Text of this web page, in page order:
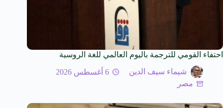
احتفاء القومي للترجمة باليوم العالمي للغة الروسية
شيماء سيف الدين
6 أغسطس 2026
مصر